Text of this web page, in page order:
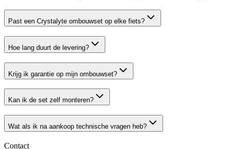
Past een Crystalyte ombouwset op elke fiets?
Hoe lang duurt de levering?
Krijg ik garantie op mijn ombouwset?
Kan ik de set zelf monteren?
Wat als ik na aankoop technische vragen heb?
Contact